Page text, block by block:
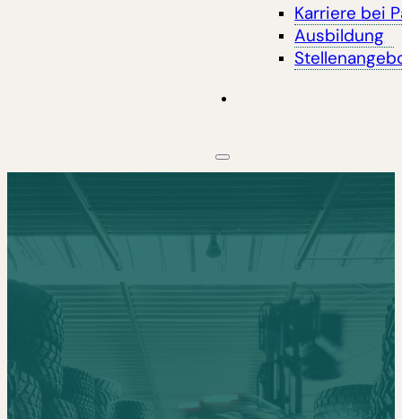
Karriere bei
Ausbildung